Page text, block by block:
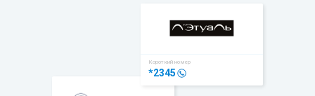
*2345
Короткий номер